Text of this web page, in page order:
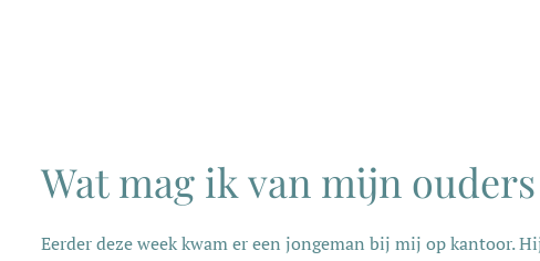
Wat mag ik van mijn
Eerder deze week kwam er een jongeman bij mij op kantoor.